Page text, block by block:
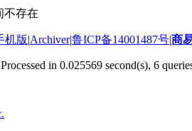
不存在
机版|Archiver|鲁ICP备14001487号|商
in 0.025569 second(s), 6